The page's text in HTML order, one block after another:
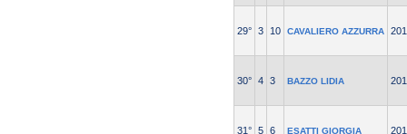
29° 3 10 CAVALIERO AZZURRA
30° 4 3 BAZZO LIDIA
31° 5 6 ESATTI GIORGIA